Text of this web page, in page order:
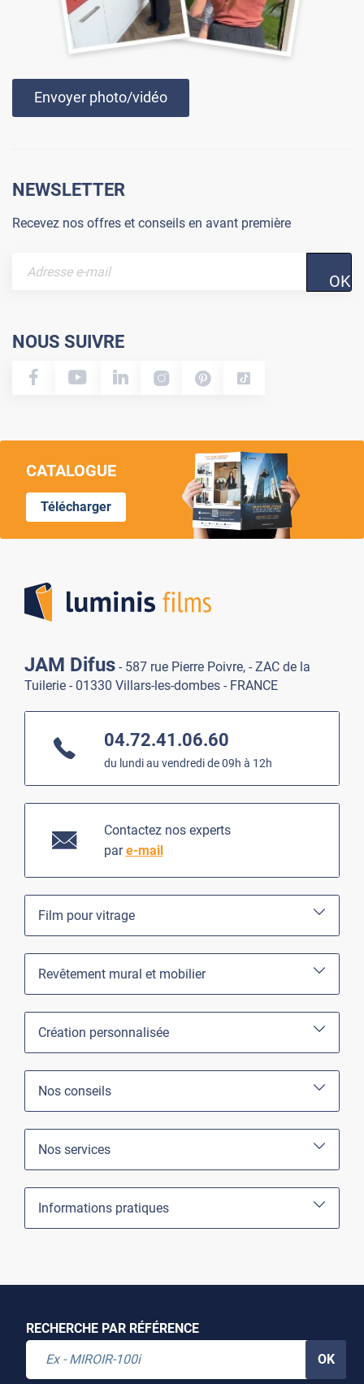
Envoyer photo/vidéo
NEWSLETTER
Recevez nos offres et conseils en avant première
OK
NOUS SUIVRE
CATALOGUE
Télécharger
JAM Difus - 587 rue Pierre Poivre, - ZAC de la
Tuilerie - 01330 Villars-les-dombes - FRANCE
04.72.41.06.60
du lundi au vendredi de 09h à 12h
Contactez nos experts
pare-mail
Film pour vitrage
Revêtement mural et mobilier
Création personnalisée
Nos conseils
Nos services
Informations pratiques
RECHERCHE PAR RÉFÉRENCE
OK